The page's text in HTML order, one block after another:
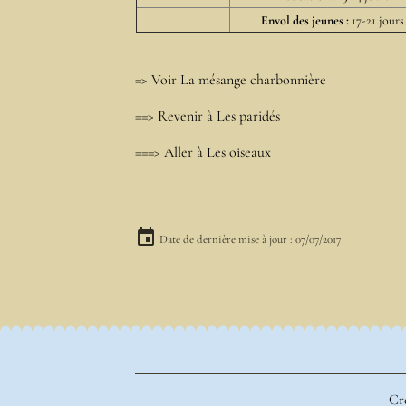
Envol des jeunes :17-21 jours.
=> Voir La mésange charbonnière
==> Revenir à Les paridés
===> Aller à Les oiseaux
Date de dernière mise à jour : 07/07/2017